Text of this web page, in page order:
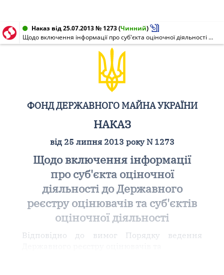
Наказ від 25.07.2013 № 1273(Чинний)
Щодо включення інформації про суб'єкта оціночної діяльності до Державного реєстру оцінювачів та суб'єктів оціночної діяльності
ФОНД ДЕРЖАВНОГО МАЙНА УКРАЇНИ
НАКАЗ
від 25 липня 2013 року N 1273
Щодо включення інформації
про суб'єкта оціночної
діяльності до Державного
реєстру оцінювачів та суб'єктів
оціночної діяльності
Відповідно до вимог Порядку ведення